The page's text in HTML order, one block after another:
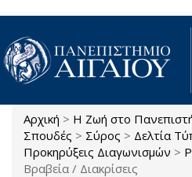
Παράκαμψη προς το κυρίως
Είστε εδώ
Αρχική > Η Ζωή στο
Σπουδές > Σύρος > Δελτία
Προκηρύξεις Διαγωνισμών >
Βραβεία / Διακρίσεις